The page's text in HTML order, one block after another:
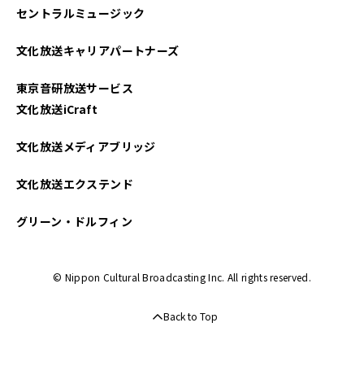
2025年01月
2024年12月
2024年11月
セントラルミュージック
文化放送キャリアパートナーズ
東京音研放送サービス
文化放送iCraft
文化放送メディアブリッジ
文化放送エクステンド
グリーン・ドルフィン
© Nippon Cultural Broadcasting Inc. All rights reserved.
Back to Top